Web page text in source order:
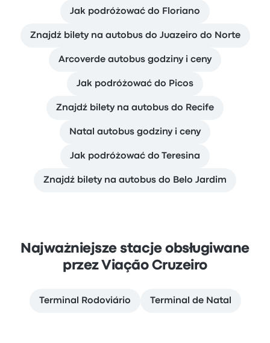
Jak podróżować do Floriano
Znajdź bilety na autobus do Juazeiro do Norte
Arcoverde autobus godziny i ceny
Jak podróżować do Picos
Znajdź bilety na autobus do Recife
Natal autobus godziny i ceny
Jak podróżować do Teresina
Znajdź bilety na autobus do Belo Jardim
Najważniejsze stacje obsługiwane
przez Viação Cruzeiro
Terminal Rodoviário Terminal de Natal